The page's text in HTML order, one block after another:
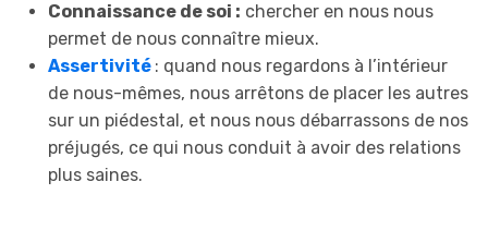
Connaissance de soi : chercher en nous nous
permet de nous connaître mieux.
Assertivité : quand nous regardons à l’intérieur
de nous-mêmes, nous arrêtons de placer les autres
sur un piédestal, et nous nous débarrassons de nos
préjugés, ce qui nous conduit à avoir des relations
plus saines.